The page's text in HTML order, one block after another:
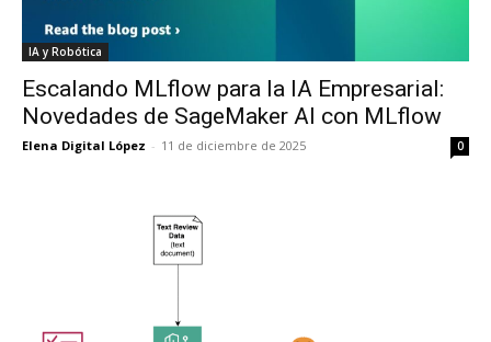
IA y Robótica
Escalando MLflow para la IA Empresarial:
Novedades de SageMaker AI con MLflow
Elena Digital López - 11 de diciembre de 2025 0